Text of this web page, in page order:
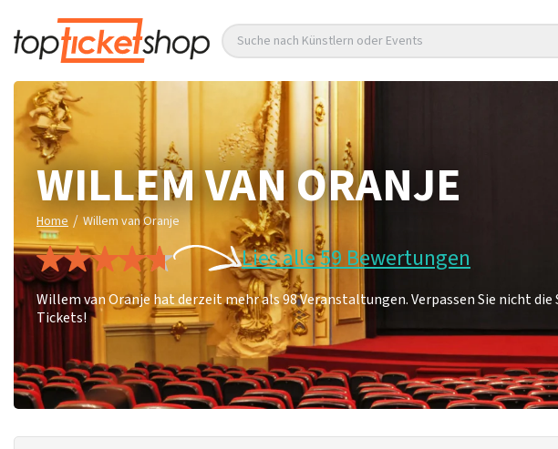
Suche nach Künstlern oder Events
WILLEM VAN ORANJE
Home / Willem van Oranje
Lies alle 59 Bewertungen
Willem van Oranje hat derzeit mehr als 98 Veranstaltungen. Verpassen Sie nicht
Tickets!